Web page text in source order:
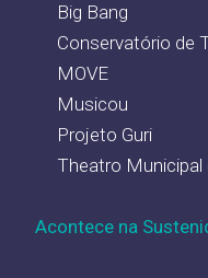
Big Bang
Conservatório de
MOVE
Musicou
Projeto Guri
Theatro Municipal
Acontece na